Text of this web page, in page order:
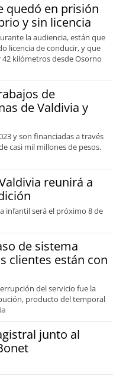
quedó en prisión
y sin licencia
la audiencia, están que
licencia de conducir, y que
kilómetros desde Osorno
de
de Valdivia y
y son financiadas a través
casi mil millones de pesos.
reunirá a
infantil será el próximo 8 de
de sistema
clientes están con
del servicio fue la
producto del temporal
junto al